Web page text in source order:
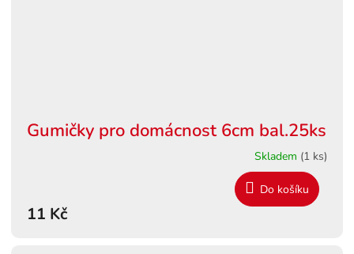
Gumičky pro domácnost 6cm bal.25ks
Skladem (1 ks)
11 Kč
Do košíku